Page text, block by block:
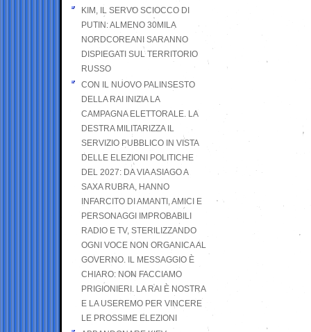
KIM, IL SERVO SCIOCCO DI
PUTIN: ALMENO 30MILA
NORDCOREANI SARANNO
DISPIEGATI SUL TERRITORIO
RUSSO
CON IL NUOVO PALINSESTO
DELLA RAI INIZIA LA
CAMPAGNA ELETTORALE. LA
DESTRA MILITARIZZA IL
SERVIZIO PUBBLICO IN VISTA
DELLE ELEZIONI POLITICHE
DEL 2027: DA VIA ASIAGO A
SAXA RUBRA, HANNO
INFARCITO DI AMANTI, AMICI E
PERSONAGGI IMPROBABILI
RADIO E TV, STERILIZZANDO
OGNI VOCE NON ORGANICA AL
GOVERNO. IL MESSAGGIO È
CHIARO: NON FACCIAMO
PRIGIONIERI. LA RAI È NOSTRA
E LA USEREMO PER VINCERE
LE PROSSIME ELEZIONI